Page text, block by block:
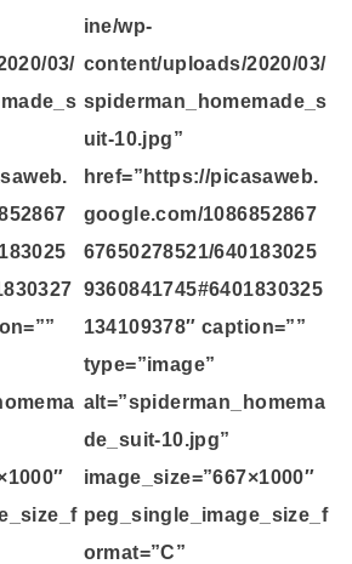
03/
ine/wp-
content/uploads/2020/03/
spiderman_homemade_s
uit-10.jpg”
href=”https://picasaweb.
google.com/1086852867
67650278521/640183025
9360841745#6401830325
134109378″ caption=””
type=”image”
alt=”spiderman_homema
de_suit-10.jpg”
image_size=”667×1000″
peg_single_image_size_f
ormat=”C”